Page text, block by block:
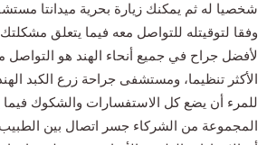
شخصيا له ثم يمكنك زيارة بحرية ميدانتا
وفقا لتوقيتله للتواصل معه فيما يتعلق
لأفضل جراح في جميع أنحاء الهند هو
الأكثر تنظيما، ومستشفى جراحة زرع الكبد
للمرء أن يضع كل الاستفسارات والشكوك فيما
المجموعة من الشركاء جسر اتصال بين